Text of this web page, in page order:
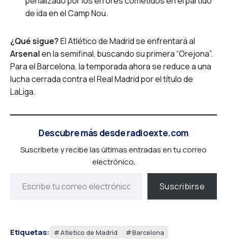
de ida en el Camp Nou.
¿Qué sigue?El Atlético de Madrid se enfrentará al
Arsenalen la semifinal, buscando su primera “Orejona”.
Para el Barcelona, la temporada ahora se reduce a una
lucha cerrada contra el Real Madrid por el título de
LaLiga.
Descubre más desde radioexte.com
Suscríbete y recibe las últimas entradas en tu correo
electrónico.
Suscribirse
Etiquetas: Atletico de Madrid
Barcelona